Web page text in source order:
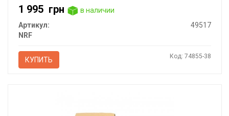
1 995 грн
в наличии
Артикул:
49517
NRF
КУПИТЬ Код: 74855-38